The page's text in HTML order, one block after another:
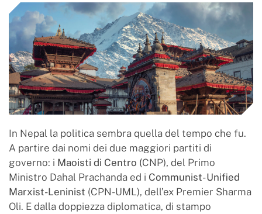
In Nepal la politica sembra quella del tempo che fu.
A partire dai nomi dei due maggiori partiti di
governo: i Maoisti di Centro (CNP), del Primo
Ministro Dahal Prachanda ed i Communist- Unified
Marxist-Leninist (CPN-UML), dell’ex Premier Sharma
Oli. E dalla doppiezza diplomatica, di stampo